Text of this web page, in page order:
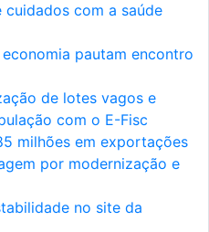
cuidados com a saúde
pautam encontro
de lotes vagos e
com o E-Fisc
milhões em exportações
por modernização e
no site da